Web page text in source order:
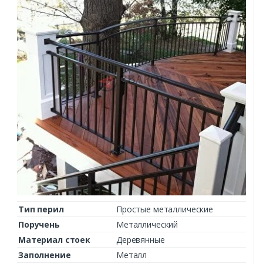
Тип перил
Простые металлические
Поручень
Металлический
Материал стоек
Деревянные
Заполнение
Металл